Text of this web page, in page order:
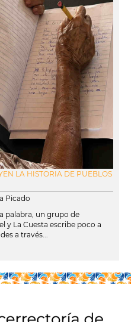
LA HISTORIA DE PUEBLOS
Picado
palabra, un grupo de
y La Cuesta escribe poco a
a través...